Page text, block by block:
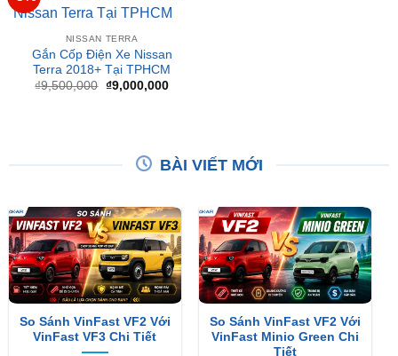
Gắn Cốp Điện Xe Nissan
Terra 2018+ Tại TPHCM
9,500,000 Giá
gốc
là:
₫9,500,000.
₫9,000,000
hiện
tại
là:
₫9,000,000.
So Sánh VinFast VF2 Với
VinFast VF3 Chi Tiết
XEM THÊM
So Sánh VinFast VF2 Với
VinFast Minio Green Chi
Tiết
XEM THÊM